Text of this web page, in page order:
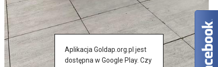
Aplikacja Goldap.org.pl jest
dostępna w Google Play. Czy